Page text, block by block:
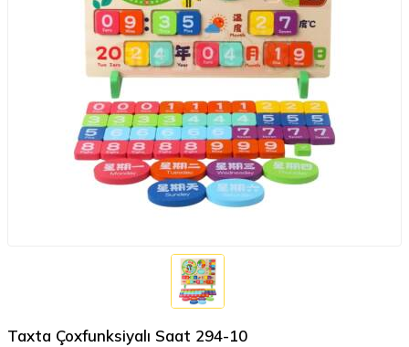
Taxta Çoxfunksiyalı Saat 294-10